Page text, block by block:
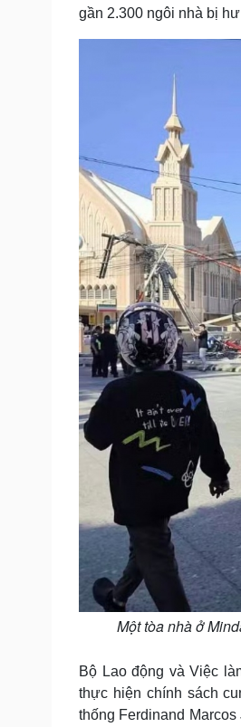
Nam khoa
gần 2.300 ngôi nhà bị
Một tòa nhà ở
Bộ Lao động và Việc
thực hiện chính sách
thống Ferdinand